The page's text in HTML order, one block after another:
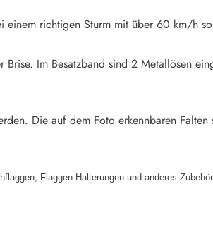
richtigen Sturm mit über 60 km/h
Im Besatzband sind 2 Metallösen
Die auf dem Foto erkennbaren
Flaggen-Halterungen und anderes